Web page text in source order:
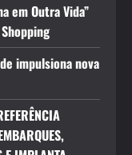
em Outra Vida”
impulsiona nova